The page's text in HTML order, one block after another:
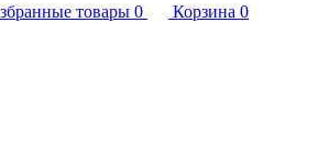
товары 0 Корзина 0